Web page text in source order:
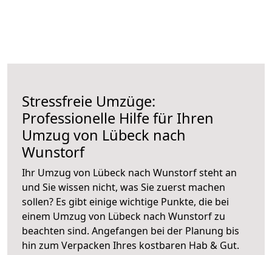
Stressfreie Umzüge:
Professionelle Hilfe für Ihren
Umzug von Lübeck nach
Wunstorf
Ihr Umzug von Lübeck nach Wunstorf steht an
und Sie wissen nicht, was Sie zuerst machen
sollen? Es gibt einige wichtige Punkte, die bei
einem Umzug von Lübeck nach Wunstorf zu
beachten sind. Angefangen bei der Planung bis
hin zum Verpacken Ihres kostbaren Hab & Gut.